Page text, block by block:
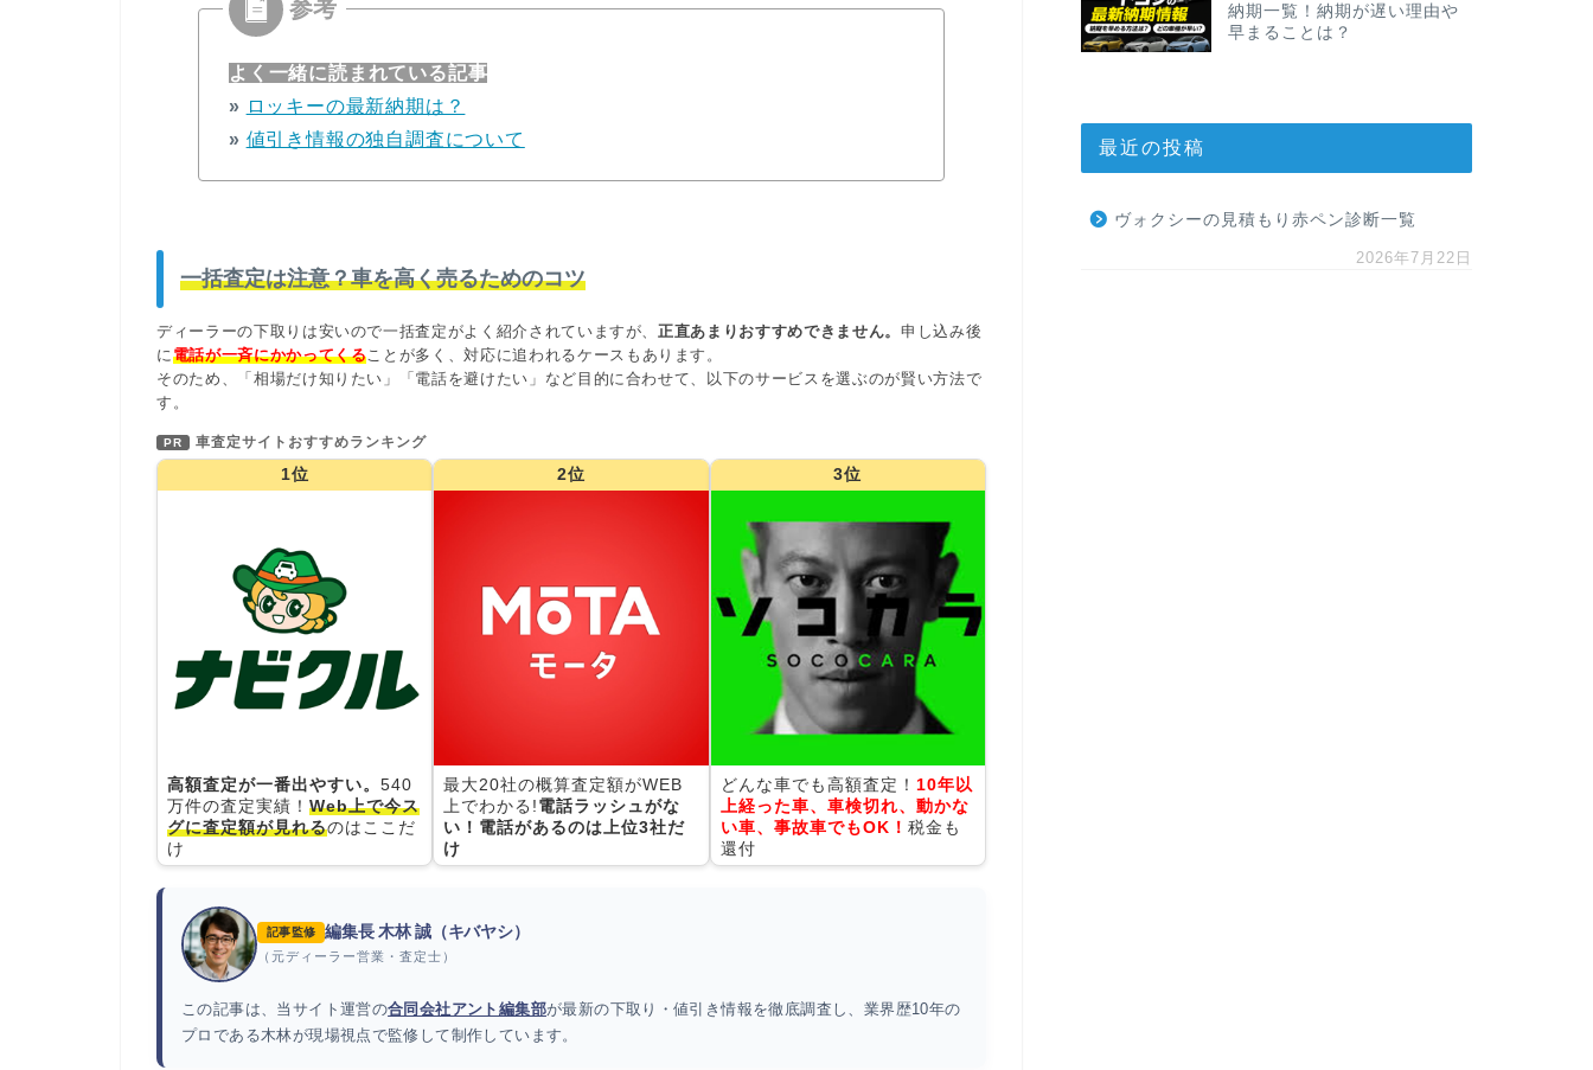
よく一緒に読まれている記事
» ロッキーの最新納期は？
» 値引き情報の独自調査について
一括査定は注意？車を高く売るためのコツ
ディーラーの下取りは安いので一括査定がよく紹介されていますが、正直あまりおすすめできません。 申し込み後
に電話が一斉にかかってくることが多く、対応に追われるケースもあります。
そのため、「相場だけ知りたい」「電話を避けたい」など目的に合わせて、以下のサービスを選ぶのが賢い方法で
す。
PR 車査定サイトおすすめランキング
1位
高額査定が一番出やすい。 540
万件の査定実績！ Web上で今ス
グに査定額が見れるのはここだ
け
2位
最大20社の概算査定額がWEB
上でわかる!電話ラッシュがな
い！電話があるのは上位3社だ
け
3位
どんな車でも高額査定！ 10年以
上経った車、車検切れ、動かな
い車、事故車でもOK！ 税金も
還付
記事監修 編集長 木林 誠（キバヤシ）
（元ディーラー営業・査定士）
この記事は、当サイト運営の合同会社アント編集部が最新の下取り・値引き情報を徹底調査し、業界歴10年の
プロである木林が現場視点で監修して制作しています。
納期一覧！納期が遅い理由や
早まることは？
最近の投稿
ヴォクシーの見積もり赤ペン診断一覧
2026年7月22日